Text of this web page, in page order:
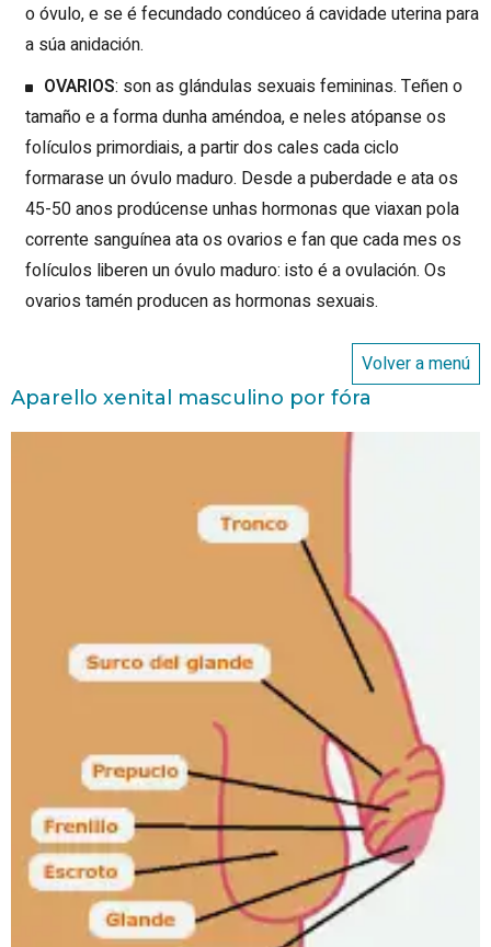
o óvulo, e se é fecundado condúceo á cavidade uterina para
a súa anidación.
OVARIOS: son as glándulas sexuais femininas. Teñen o
tamaño e a forma dunha améndoa, e neles atópanse os
folículos primordiais, a partir dos cales cada ciclo
formarase un óvulo maduro. Desde a puberdade e ata os
45-50 anos prodúcense unhas hormonas que viaxan pola
corrente sanguínea ata os ovarios e fan que cada mes os
folículos liberen un óvulo maduro: isto é a ovulación. Os
ovarios tamén producen as hormonas sexuais.
Volver a menú
Aparello xenital masculino por fóra